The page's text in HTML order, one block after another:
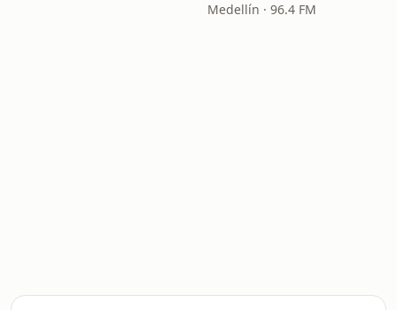
Medellín · 96.4 FM